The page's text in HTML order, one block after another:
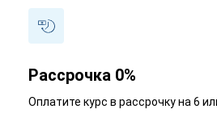
Рассрочка 0%
Оплатите курс в рассрочку на 6